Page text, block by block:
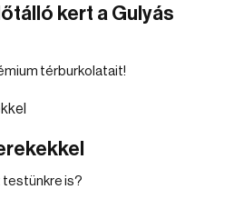
kert a Gulyás
térburkolatait!
testünkre is?